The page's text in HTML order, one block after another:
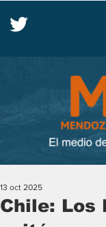
Chile: Los
13 oct 2025